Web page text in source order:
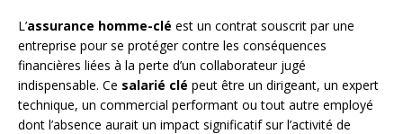
L’assurance homme-clé est un contrat souscrit par une
entreprise pour se protéger contre les conséquences
financières liées à la perte d’un collaborateur jugé
indispensable. Ce salarié clé peut être un dirigeant, un expert
technique, un commercial performant ou tout autre employé
dont l’absence aurait un impact significatif sur l’activité de